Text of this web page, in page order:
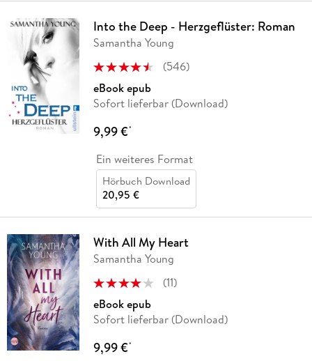
Into the Deep - Herzgeflüster: Roman
Samantha Young
(546)
eBook epub
Sofort lieferbar (Download)
9,99 €*
Ein weiteres Format
Hörbuch Download
20,95 €
With All My Heart
Samantha Young
(11)
eBook epub
Sofort lieferbar (Download)
9,99 €*